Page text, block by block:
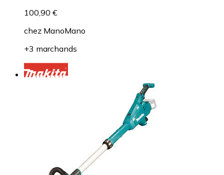
100,90 €
chez ManoMano
+3 marchands